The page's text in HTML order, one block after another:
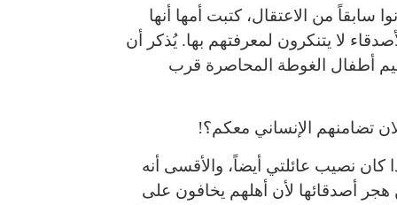
سابقاً من الاعتقال، كتبت أمها أنها
لا يتنكرون لمعرفتهم بها. يُذكر أن
أطفال الغوطة المحاصرة قرب
تضامنهم الإنساني معكم؟!
كان نصيب عائلتي أيضاً، والأقسى أنه
أصدقائها لأن أهلهم يخافون على